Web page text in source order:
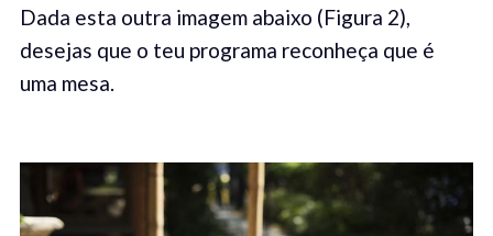
Dada esta outra imagem abaixo (Figura 2),
desejas que o teu programa reconheça que é
uma mesa.